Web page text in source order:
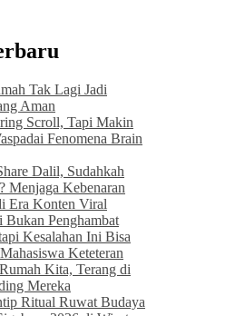
Tak Lagi Jadi
Aman
Scroll, Tapi Makin
Fenomena Brain
Dalil, Sudahkah
Menjaga Kebenaran
Era Konten Viral
Bukan Penghambat
Kesalahan Ini Bisa
Keteteran
Kita, Terang di
Mereka
Ritual Ruwat Budaya